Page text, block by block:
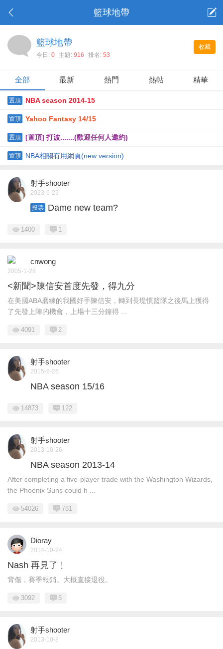
籃球地帶
收藏
籃球地帶
今日: 0 主題: 916 排名: 53
全部 最新 熱門 熱帖 精華
置頂 NBA season 2014-15
置頂 Yahoo Fantasy 14/15
置頂 [置頂] 打波.......(歡迎任何人邀約)
置頂 NBA相關有用網頁(new version)
射手shooter
2023-6-29
投票 Dame new team?
1400 1
cnwong
2005-1-28
<新聞>陳信安首度先發，得九分
在美國ABA磨練的我國好手陳信安，轉到長堤慣籃隊之後馬上獲得
了先發上陣的機會，上場十三分鐘得 ...
4091 2
射手shooter
2015-6-26
NBA season 15/16
14873 122
射手shooter
2013-10-26
NBA season 2013-14
After completing a five-player trade with the Washington Wizards,
the Phoenix Suns could h ...
54026 781
Dioray
2014-10-24
Nash 再見了﹗
背傷，賽季報銷。大概直接退役。
3092 5
射手shooter
2013-10-8